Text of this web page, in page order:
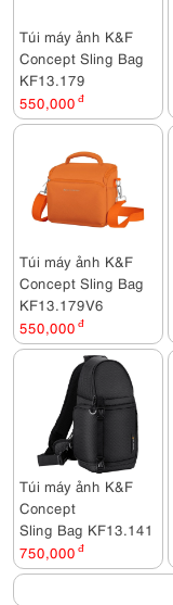
Túi máy ảnh K&F
Concept Sling Bag
KF13.179
550,000 đ
Túi máy ảnh K&F
Concept Sling Bag
KF13.179V6
550,000 đ
Túi máy ảnh K&F
Concept
Sling Bag KF13.141
750,000 đ